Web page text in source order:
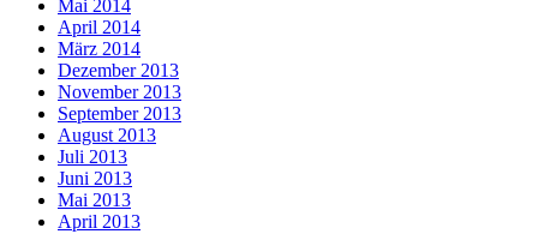
Mai 2014
April 2014
März 2014
Dezember 2013
November 2013
September 2013
August 2013
Juli 2013
Juni 2013
Mai 2013
April 2013